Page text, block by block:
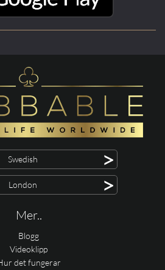
Swedish >
London >
Mer..
Blogg
Videoklipp
det fungerar